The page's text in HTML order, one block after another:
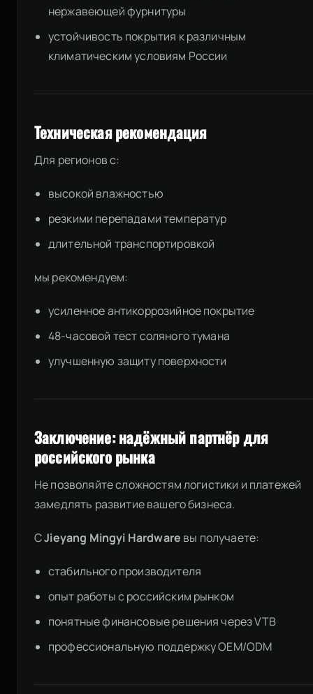
нержавеющей фурнитуры
устойчивость покрытия к различным
климатическим условиям России
Техническая рекомендация
Для регионов с:
высокой влажностью
резкими перепадами температур
длительной транспортировкой
мы рекомендуем:
усиленное антикоррозийное покрытие
48-часовой тест соляного тумана
улучшенную защиту поверхности
Заключение: надёжный партнёр для
российского рынка
Не позволяйте сложностям логистики и платежей
замедлять развитие вашего бизнеса.
СJieyang Mingyi Hardware вы получаете:
стабильного производителя
опыт работы с российским рынком
понятные финансовые решения через VTB
профессиональную поддержку OEM/ODM